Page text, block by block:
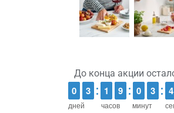
До конца акции
дней
9
9
0
0 2
2
3
3
часов
1
1
1
1 8
8
9
9
минут
9
9
0
0 4
3
3 5
4
4